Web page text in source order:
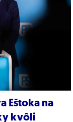
Eštoka na
kvôli